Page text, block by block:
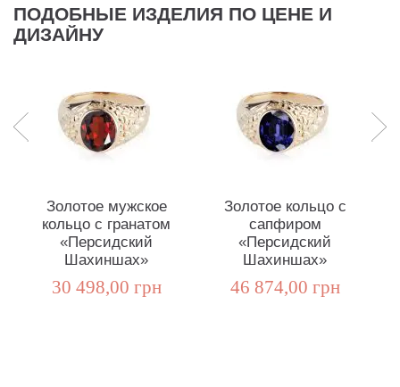
ПОДОБНЫЕ ИЗДЕЛИЯ ПО ЦЕНЕ И
ДИЗАЙНУ
Золотое мужское
кольцо с гранатом
«Персидский
Шахиншах»
30 498,00 грн
Золотое кольцо с
сапфиром
«Персидский
Шахиншах»
46 874,00 грн